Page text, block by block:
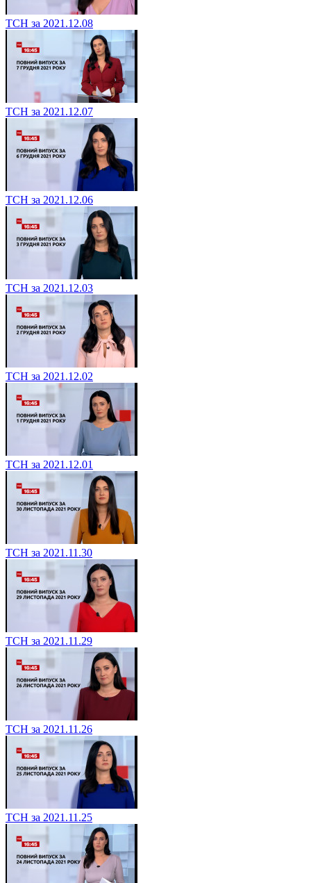
ТСН за 2021.12.08
ТСН за 2021.12.07
ТСН за 2021.12.06
ТСН за 2021.12.03
ТСН за 2021.12.02
ТСН за 2021.12.01
ТСН за 2021.11.30
ТСН за 2021.11.29
ТСН за 2021.11.26
ТСН за 2021.11.25